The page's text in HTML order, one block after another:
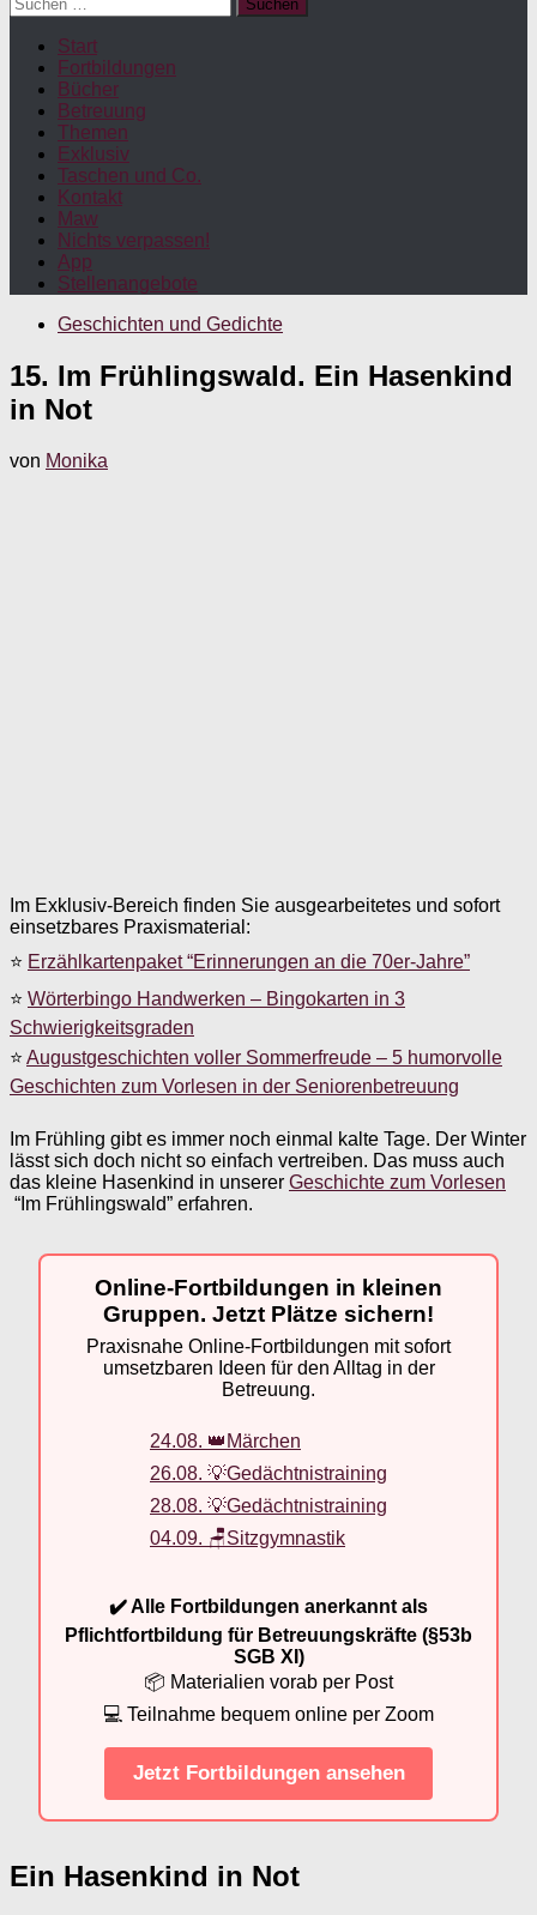
nach:
Start
Fortbildungen
Bücher
Betreuung
Themen
Exklusiv
Taschen und Co.
Kontakt
Maw
Nichts verpassen!
App
Stellenangebote
Geschichten und Gedichte
15. Im Frühlingswald. Ein Hasenkind
in Not
von Monika
Im Exklusiv-Bereich finden Sie ausgearbeitetes und sofort
einsetzbares Praxismaterial:
⭐ Erzählkartenpaket “Erinnerungen an die 70er-Jahre”
⭐ Wörterbingo Handwerken – Bingokarten in 3
Schwierigkeitsgraden
⭐ Augustgeschichten voller Sommerfreude – 5 humorvolle
Geschichten zum Vorlesen in der Seniorenbetreuung
Im Frühling gibt es immer noch einmal kalte Tage. Der Winter
lässt sich doch nicht so einfach vertreiben. Das muss auch
das kleine Hasenkind in unserer Geschichte zum Vorlesen
“Im Frühlingswald” erfahren.
Online-Fortbildungen in kleinen
Gruppen. Jetzt Plätze sichern!
Praxisnahe Online-Fortbildungen mit sofort
umsetzbaren Ideen für den Alltag in der
Betreuung.
24.08. 👑Märchen
26.08. 💡Gedächtnistraining
28.08. 💡Gedächtnistraining
04.09. 🪑Sitzgymnastik
✔️ Alle Fortbildungen anerkannt als
Pflichtfortbildung für Betreuungskräfte (§53b
SGB XI)
📦 Materialien vorab per Post
💻 Teilnahme bequem online per Zoom
Jetzt Fortbildungen ansehen
Ein Hasenkind in Not